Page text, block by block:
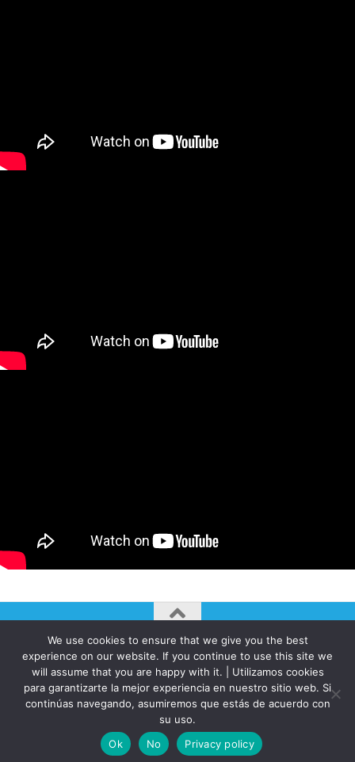
AUTOGIRO/el giro del arte actual © JAVIER MARTINEZ 2026. All
Rights Reserved.
Funciona con - Diseñado con elTema Hueman
We use cookies to ensure that we give you the best
experience on our website. If you continue to use this site we
will assume that you are happy with it. | Utilizamos cookies
para garantizarte la mejor experiencia en nuestro sitio web. Si
continúas navegando, asumiremos que estás de acuerdo con
su uso.
Ok
No Privacy policy